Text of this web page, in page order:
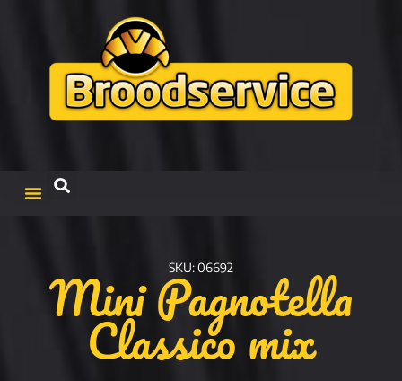
SKU: 06692
Mini Pagnotella
Classico mix